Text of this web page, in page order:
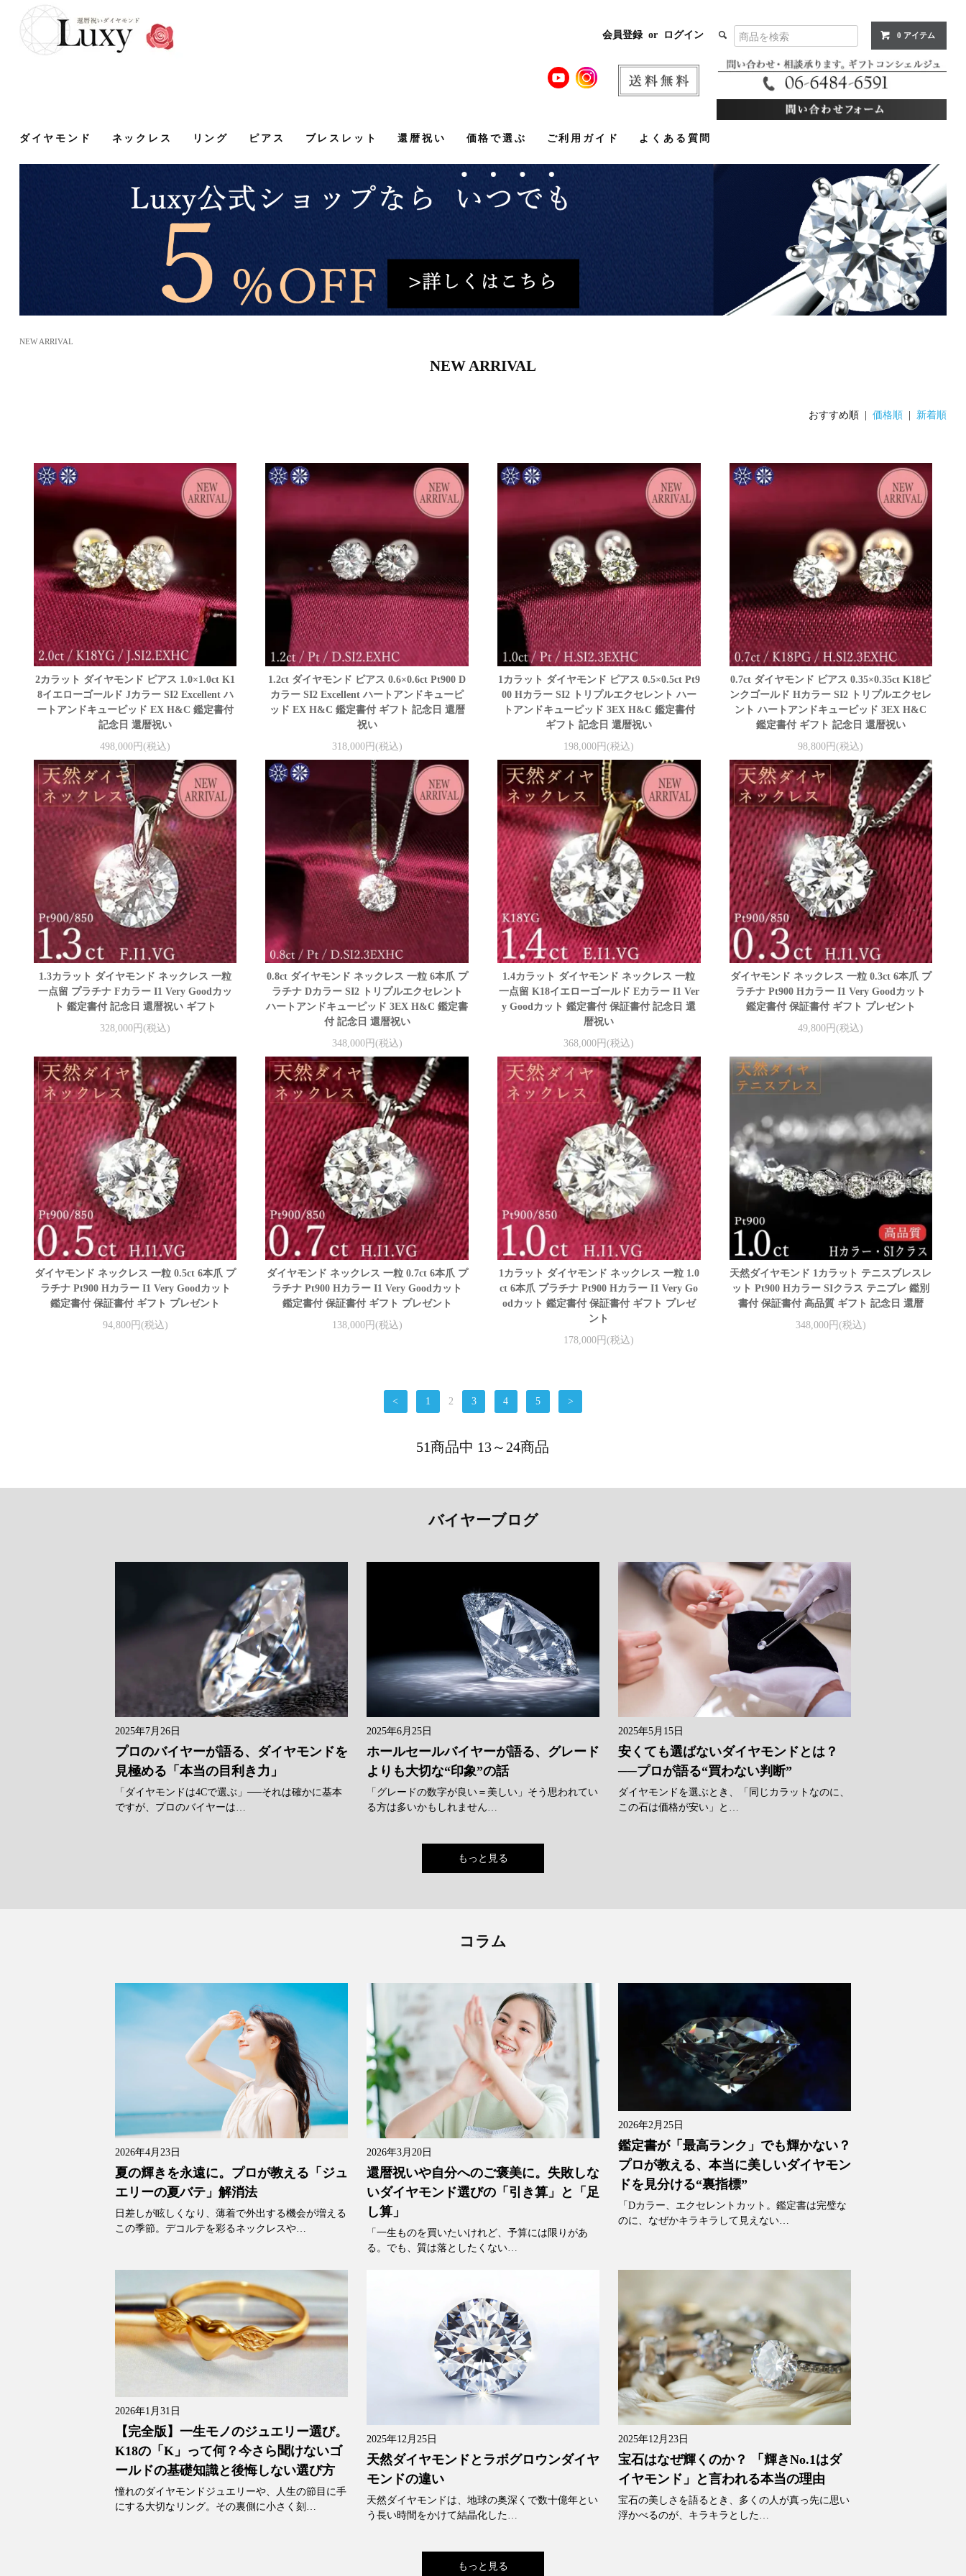
会員登録 or ログイン 0 アイテム
ダイヤモンド ネックレス リング ピアス ブレスレット 還暦祝い 価格で選ぶ ご利用ガイド よくある質問
NEW ARRIVAL
NEW ARRIVAL
おすすめ順 |価格順 新着順
2カラット ダイヤモンド ピアス 1.0×1.0ct K1
8イエローゴールド Jカラー SI2 Excellent ハ
ートアンドキューピッド EX H&C 鑑定書付
記念日 還暦祝い
498,000円(税込)
1.2ct ダイヤモンド ピアス 0.6×0.6ct Pt900 D
カラー SI2 Excellent ハートアンドキューピ
ッド EX H&C 鑑定書付 ギフト 記念日 還暦
祝い
318,000円(税込)
1カラット ダイヤモンド ピアス 0.5×0.5ct Pt9
00 Hカラー SI2 トリプルエクセレント ハー
トアンドキューピッド 3EX H&C 鑑定書付
ギフト 記念日 還暦祝い
198,000円(税込)
0.7ct ダイヤモンド ピアス 0.35×0.35ct K18ピ
ンクゴールド Hカラー SI2 トリプルエクセレ
ント ハートアンドキューピッド 3EX H&C
鑑定書付 ギフト 記念日 還暦祝い
98,800円(税込)
1.3カラット ダイヤモンド ネックレス 一粒
一点留 プラチナ Fカラー I1 Very Goodカッ
ト 鑑定書付 記念日 還暦祝い ギフト
328,000円(税込)
0.8ct ダイヤモンド ネックレス 一粒 6本爪 プ
ラチナ Dカラー SI2 トリプルエクセレント
ハートアンドキューピッド 3EX H&C 鑑定書
付 記念日 還暦祝い
348,000円(税込)
1.4カラット ダイヤモンド ネックレス 一粒
一点留 K18イエローゴールド Eカラー I1 Ver
y Goodカット 鑑定書付 保証書付 記念日 還
暦祝い
368,000円(税込)
ダイヤモンド ネックレス 一粒 0.3ct 6本爪 プ
ラチナ Pt900 Hカラー I1 Very Goodカット
鑑定書付 保証書付 ギフト プレゼント
49,800円(税込)
ダイヤモンド ネックレス 一粒 0.5ct 6本爪 プ
ラチナ Pt900 Hカラー I1 Very Goodカット
鑑定書付 保証書付 ギフト プレゼント
94,800円(税込)
ダイヤモンド ネックレス 一粒 0.7ct 6本爪 プ
ラチナ Pt900 Hカラー I1 Very Goodカット
鑑定書付 保証書付 ギフト プレゼント
138,000円(税込)
1カラット ダイヤモンド ネックレス 一粒 1.0
ct 6本爪 プラチナ Pt900 Hカラー I1 Very Go
odカット 鑑定書付 保証書付 ギフト プレゼ
ント
178,000円(税込)
天然ダイヤモンド 1カラット テニスブレスレ
ット Pt900 Hカラー SIクラス テニブレ 鑑別
書付 保証書付 高品質 ギフト 記念日 還暦
348,000円(税込)
< 1 2 3 4 5 >
51商品中 13～24商品
バイヤーブログ
2025年7月26日
プロのバイヤーが語る、ダイヤモンドを
見極める「本当の目利き力」
「ダイヤモンドは4Cで選ぶ」──それは確かに基本
ですが、プロのバイヤーは…
2025年6月25日
ホールセールバイヤーが語る、グレード
よりも大切な“印象”の話
「グレードの数字が良い＝美しい」そう思われてい
る方は多いかもしれません…
2025年5月15日
安くても選ばないダイヤモンドとは？
──プロが語る“買わない判断”
ダイヤモンドを選ぶとき、「同じカラットなのに、
この石は価格が安い」と…
もっと見る
コラム
2026年4月23日
夏の輝きを永遠に。プロが教える「ジュ
エリーの夏バテ」解消法
日差しが眩しくなり、薄着で外出する機会が増える
この季節。デコルテを彩るネックレスや…
2026年3月20日
還暦祝いや自分へのご褒美に。失敗しな
いダイヤモンド選びの「引き算」と「足
し算」
「一生ものを買いたいけれど、予算には限りがあ
る。でも、質は落としたくない…
2026年2月25日
鑑定書が「最高ランク」でも輝かない？
プロが教える、本当に美しいダイヤモン
ドを見分ける“裏指標”
「Dカラー、エクセレントカット。鑑定書は完璧な
のに、なぜかキラキラして見えない…
2026年1月31日
【完全版】一生モノのジュエリー選び。
K18の「K」って何？今さら聞けないゴ
ールドの基礎知識と後悔しない選び方
憧れのダイヤモンドジュエリーや、人生の節目に手
にする大切なリング。その裏側に小さく刻…
2025年12月25日
天然ダイヤモンドとラボグロウンダイヤ
モンドの違い
天然ダイヤモンドは、地球の奥深くで数十億年とい
う長い時間をかけて結晶化した…
2025年12月23日
宝石はなぜ輝くのか？ 「輝きNo.1はダ
イヤモンド」と言われる本当の理由
宝石の美しさを語るとき、多くの人が真っ先に思い
浮かべるのが、キラキラとした…
もっと見る